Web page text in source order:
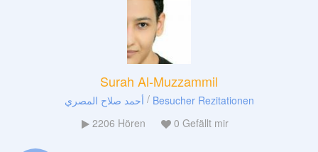
Surah Al-Muzzammil
أحمد صلاح المصري / Besucher Rezitationen
2206 Hören 0 Gefällt mir